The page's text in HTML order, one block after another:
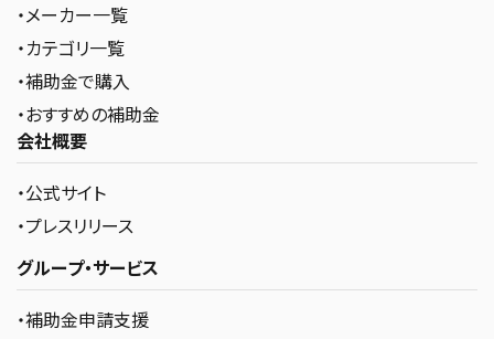
・メーカー一覧
・カテゴリ一覧
・補助金で購入
・おすすめの補助金
会社概要
・公式サイト
・プレスリリース
グループ・サービス
・補助金申請支援